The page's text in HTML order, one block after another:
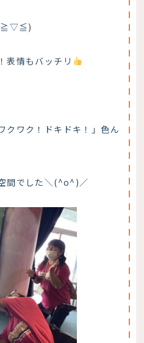
(≧▽≦)
表情もバッチリ
クワク！ドキドキ！」色ん
間でした＼(^o^)／